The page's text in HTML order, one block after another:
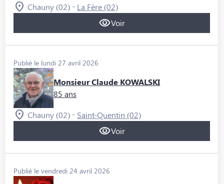
Chauny (02) - La Fère (02)
Voir
Publié le lundi 27 avril 2026
Monsieur Claude KOWALSKI
85 ans
Chauny (02) - Saint-Quentin (02)
Voir
Publié le vendredi 24 avril 2026